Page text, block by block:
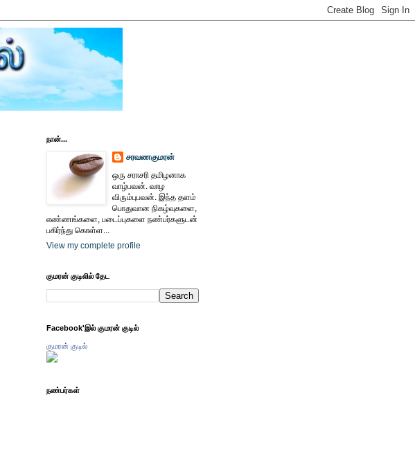
நான்...
சரவணகுமரன்
ஒரு சராசரி தமிழனாக
வாழ்பவன். வாழ
விரும்புபவன். இந்த தளம்
பொதுவான நிகழ்வுகளை,
எண்ணங்களை, படைப்புகளை நண்பர்களுடன்
பகிர்ந்து கொள்ள...
View my complete profile
குமரன் குடிலில் தேட
Facebook'இல் குமரன் குடில்
குமரன் குடில்
நண்பர்கள்